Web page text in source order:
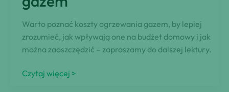
grzewczy
Warto poznać koszty ogrzewania gazem, by lepiej
zrozumieć, jak wpływają one na budżet domowy i jak
można zaoszczędzić – zapraszamy do dalszej lektury.
Ogrzewanie
Czytaj więcej >